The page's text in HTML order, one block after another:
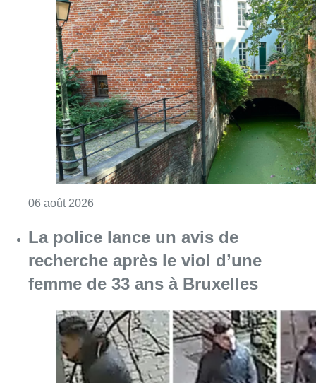
06 août 2026
La police lance un avis de
recherche après le viol d’une
femme de 33 ans à Bruxelles